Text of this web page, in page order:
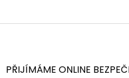
Z
aPŘIJÍMÁME ONLINE